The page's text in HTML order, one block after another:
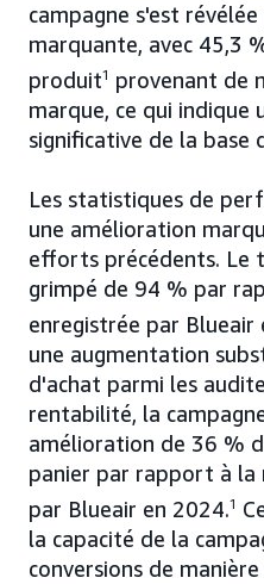
campagne s'est
marquante, avec 45,3
produit1
provenant de
marque, ce qui indique
significative de la base
Les statistiques de
une amélioration
efforts précédents. Le
grimpé de 94 % par
enregistrée par Blueair
une augmentation
d'achat parmi les
rentabilité, la
amélioration de 36 %
panier par rapport à la
par Blueair en 2024.1
la capacité de la
conversions de